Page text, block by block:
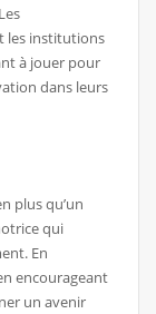
les institutions
à jouer pour
dans leurs
plus qu’un
qui
En
encourageant
un avenir